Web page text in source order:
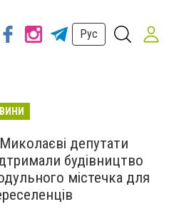
Рус
депутати
будівництво
містечка для